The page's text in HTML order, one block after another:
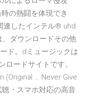
の熱闘を体現でき
連したインテル® uhd
ダウンロードその他
ド。dミュージックは
ードサイトです。
(Original … Never Give
・スマホ対応の高音